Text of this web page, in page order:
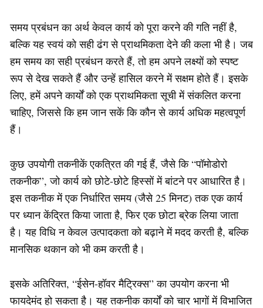
समय प्रबंधन का अर्थ केवल कार्य को पूरा करने की गति नहीं है,
बल्कि यह स्वयं को सही ढंग से प्राथमिकता देने की कला भी है। जब
हम समय का सही प्रबंधन करते हैं, तो हम अपने लक्ष्यों को स्पष्ट
रूप से देख सकते हैं और उन्हें हासिल करने में सक्षम होते हैं। इसके
लिए, हमें अपने कार्यों को एक प्राथमिकता सूची में संकलित करना
चाहिए, जिससे कि हम जान सकें कि कौन से कार्य अधिक महत्वपूर्ण
हैं।
कुछ उपयोगी तकनीकें एकत्रित की गई हैं, जैसे कि “पॉमोडोरो
तकनीक”, जो कार्य को छोटे-छोटे हिस्सों में बांटने पर आधारित है।
इस तकनीक में एक निर्धारित समय (जैसे 25 मिनट) तक एक कार्य
पर ध्यान केंद्रित किया जाता है, फिर एक छोटा ब्रेक लिया जाता
है। यह विधि न केवल उत्पादकता को बढ़ाने में मदद करती है, बल्कि
मानसिक थकान को भी कम करती है।
इसके अतिरिक्त, “ईसेन-हॉवर मैट्रिक्स” का उपयोग करना भी
फायदेमंद हो सकता है। यह तकनीक कार्यों को चार भागों में विभाजित